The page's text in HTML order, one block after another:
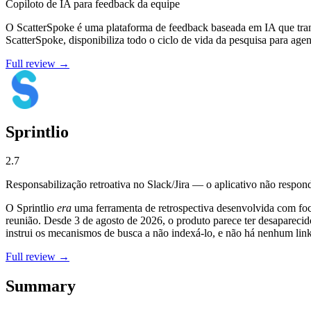
Copiloto de IA para feedback da equipe
O ScatterSpoke é uma plataforma de feedback baseada em IA que
ScatterSpoke, disponibiliza todo o ciclo de vida da pesquisa para
Full review →
Sprintlio
2.7
Responsabilização retroativa no Slack/Jira — o aplicativo não
O Sprintlio era uma ferramenta de retrospectiva desenvolvida com
reunião. Desde 3 de agosto de 2026, o produto parece ter
instrui os mecanismos de busca a não indexá-lo, e não há nenhum
Full review →
Summary